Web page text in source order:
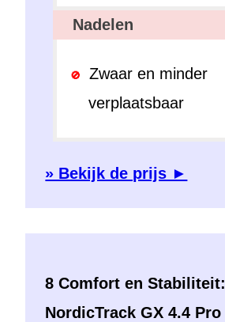
Nadelen
Zwaar en minder
verplaatsbaar
» Bekijk de prijs ►
8 Comfort en Stabiliteit:
NordicTrack GX 4.4 Pro